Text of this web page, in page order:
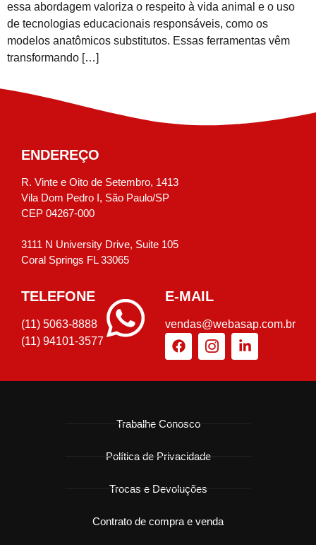
essa abordagem valoriza o respeito à vida animal e o uso
de tecnologias educacionais responsáveis, como os
modelos anatômicos substitutos. Essas ferramentas vêm
transformando […]
ENDEREÇO
R. Vinte e Oito de Setembro, 1413
Vila Dom Pedro I, São Paulo/SP
CEP 04267-000
3111 N University Drive, Suite 105
Coral Springs FL 33065
TELEFONE
(11) 5063-8888
(11) 94101-3577
E-MAIL
vendas@webasap.com.br
Trabalhe Conosco
Política de Privacidade
Trocas e Devoluções
Contrato de compra e venda